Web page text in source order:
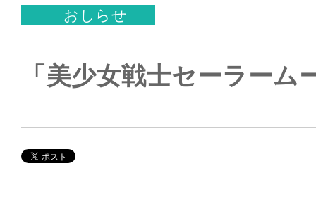
おしらせ
「美少女戦士セーラーム